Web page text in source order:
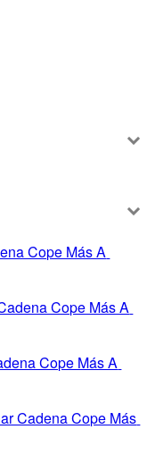
Cope Más A
Cope Más A
Cope Más A
Cadena Cope Más